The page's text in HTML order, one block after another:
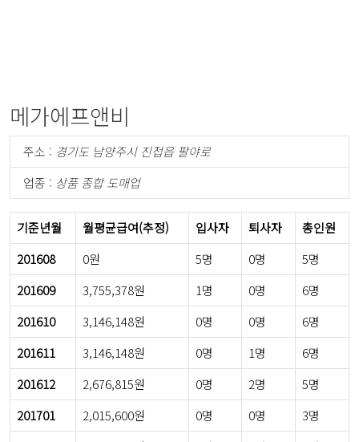
메가에프앤비
주소 : 경기도 남양주시 진접읍 팔야로
업종 : 상품 종합 도매업
기준년월 월평균급여(추정) 입사자 퇴사자
총인원
201608
0원 5명 0명
5명
201609
3,755,378원 1명 0명
6명
201610
3,146,148원 0명 0명
6명
201611
3,146,148원 0명 1명
6명
201612
2,676,815원 0명 2명
5명
201701
2,015,600원 0명 0명
3명